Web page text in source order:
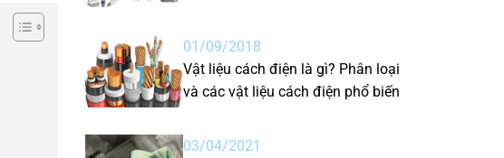
01/09/2018
Vật liệu cách điện là gì? Phân loại
và các vật liệu cách điện phổ biến
03/04/2021